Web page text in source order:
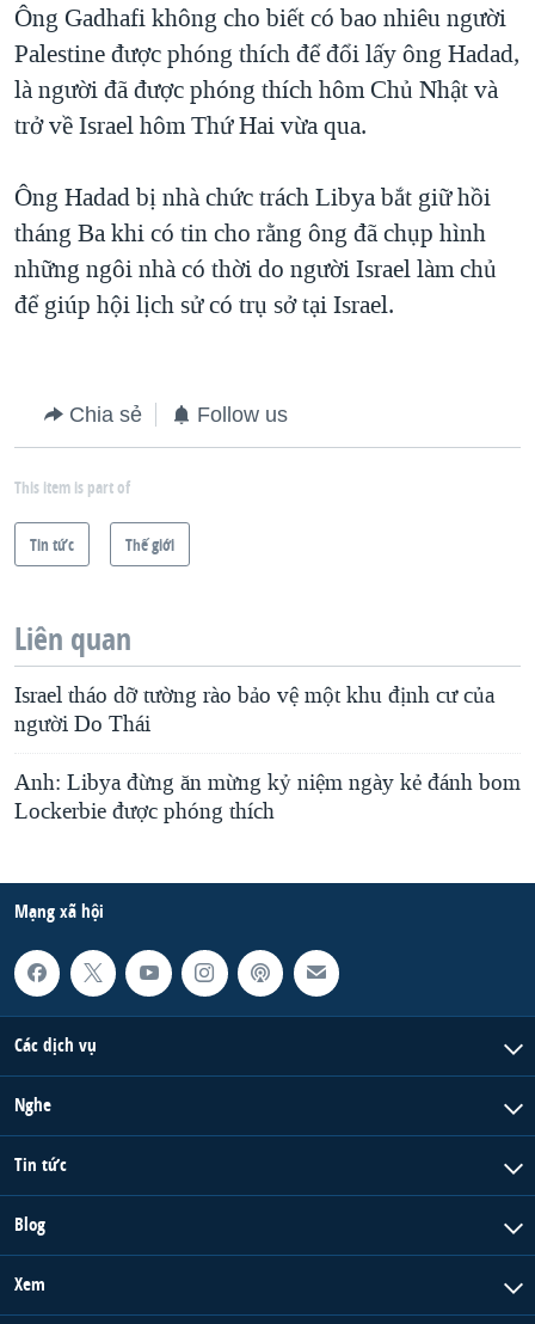
Ông Gadhafi không cho biết có bao nhiêu người
Palestine được phóng thích để đổi lấy ông Hadad,
là người đã được phóng thích hôm Chủ Nhật và
trở về Israel hôm Thứ Hai vừa qua.
Ông Hadad bị nhà chức trách Libya bắt giữ hồi
tháng Ba khi có tin cho rằng ông đã chụp hình
những ngôi nhà có thời do người Israel làm chủ
để giúp hội lịch sử có trụ sở tại Israel.
Chia sẻ Follow us
This item is part of
Tin tức Thế giới
Liên quan
Israel tháo dỡ tường rào bảo vệ một khu định cư của
người Do Thái
Anh: Libya đừng ăn mừng kỷ niệm ngày kẻ đánh bom
Lockerbie được phóng thích
Mạng xã hội
Các dịch vụ
Nghe
Tin tức
Blog
Xem